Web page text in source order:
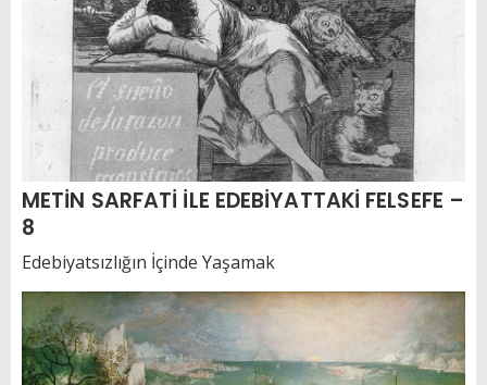
METİN SARFATİ İLE EDEBİYATTAKİ FELSEFE –
8
Edebiyatsızlığın İçinde Yaşamak